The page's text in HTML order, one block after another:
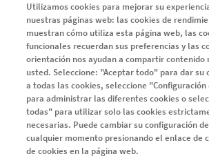
Todos los artículos
Instagram
LinkedIn
X
Legal
Política de privacidad y
Condiciones legales
Utilizamos cookies para mejorar su
nuestras páginas web: las cookies de
muestran cómo utiliza esta página web, las
funcionales recuerdan sus preferencias y las
orientación nos ayudan a compartir contenido
usted. Seleccione: "Aceptar todo" para dar su
a todas las cookies, seleccione
para administrar las diferentes cookies o
todas" para utilizar solo las cookies
necesarias. Puede cambiar su configuración
cualquier momento presionando el enlace de
de cookies en la página web.